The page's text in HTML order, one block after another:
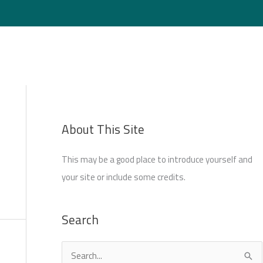
About This Site
This may be a good place to introduce yourself and
your site or include some credits.
Search